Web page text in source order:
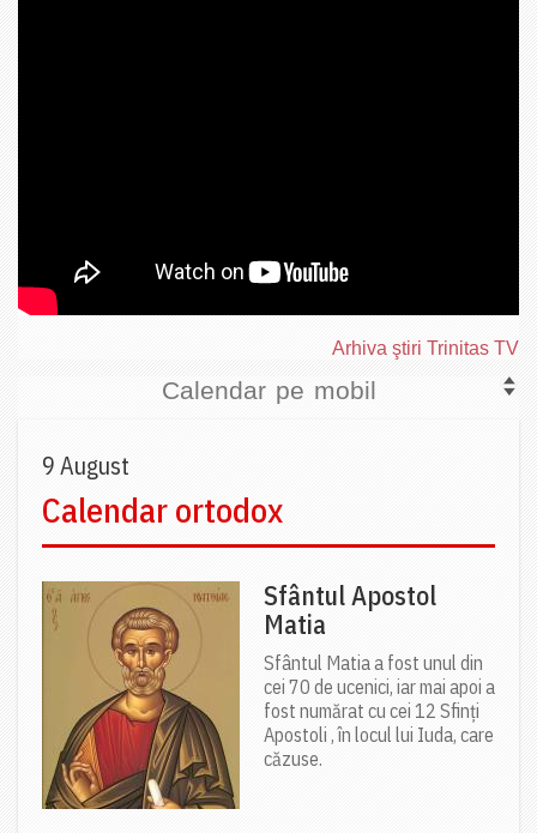
Arhiva ştiri Trinitas TV
Calendar pe mobil
9 August
Calendar ortodox
Sfântul Apostol
Matia
Sfântul Matia a fost unul din
cei 70 de ucenici, iar mai apoi a
fost numărat cu cei 12 Sfinți
Apostoli , în locul lui Iuda, care
căzuse.